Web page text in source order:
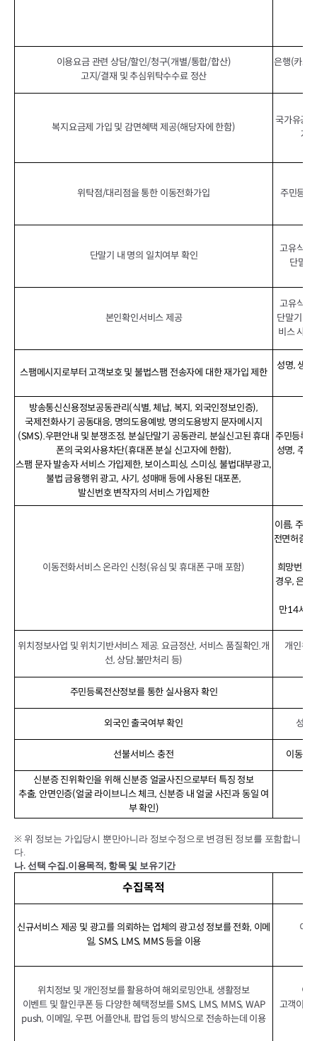
이용요금 관련 상담/할인/청구(개별/통합/합산)
고지/결재 및 추심위탁수수료 정산
은행(카드
복지요금제 가입 및 감면혜택 제공(해당자에 한함)
국가유공
자/
위탁점/대리점을 통한 이동전화가입 주민등록
단말기 내 명의 일치여부 확인
고유식별
단말
본인확인서비스 제공
고유식별
단말기 정
비스 사
스팸메시지로부터 고객보호 및 불법스팸 전송자에 대한 재가입 제한
성명, 생
방송통신신용정보공동관리(식별, 체납, 복지, 외국인정보인증),
국제전화사기 공동대응, 명의도용예방, 명의도용방지 문자메시지
(SMS).우편안내 및 분쟁조정, 분실단말기 공동관리, 분실신고된 휴대
폰의 국외사용차단(휴대폰 분실 신고자에 한함),
스팸 문자 발송자 서비스 가입제한, 보이스피싱, 스미싱, 불법대부광고,
불법 금융행위 광고, 사기, 성매매 등에 사용된 대포폰,
발신번호 변작자의 서비스 가입제한
주민등록
성명, 주
이동전화서비스 온라인 신청(유심 및 휴대폰 구매 포함)
이름, 주민
전면허증
희망번호,
경우, 은행
만14세
위치정보사업 및 위치기반서비스 제공. 요금정산, 서비스 품질확인.개
선, 상담.불만처리 등)
개인위
주민등록전산정보를 통한 실사용자 확인
외국인 출국여부 확인 성명
선불서비스 충전 이동전
신분증 진위확인을 위해 신분증 얼굴사진으로부터 특징 정보
추출, 안면인증(얼굴 라이브니스 체크, 신분증 내 얼굴 사진과 동일 여
부 확인)
※ 위 정보는 가입당시 뿐만아니라 정보수정으로 변경된 정보를 포함합니
다.
나. 선택 수집 .이용목적, 항목 및 보유기간
수집목적
신규서비스 제공 및 광고를 의뢰하는 업체의 광고성 정보를 전화, 이메
일, SMS, LMS, MMS 등을 이용
이
위치정보 및 개인정보를 활용하여 해외로밍안내, 생활정보
이벤트 및 할인쿠폰 등 다양한 혜택정보를 SMS, LMS, MMS, WAP
push, 이메일, 우편, 어플안내, 팝업 등의 방식으로 전송하는데 이용
이
고객이